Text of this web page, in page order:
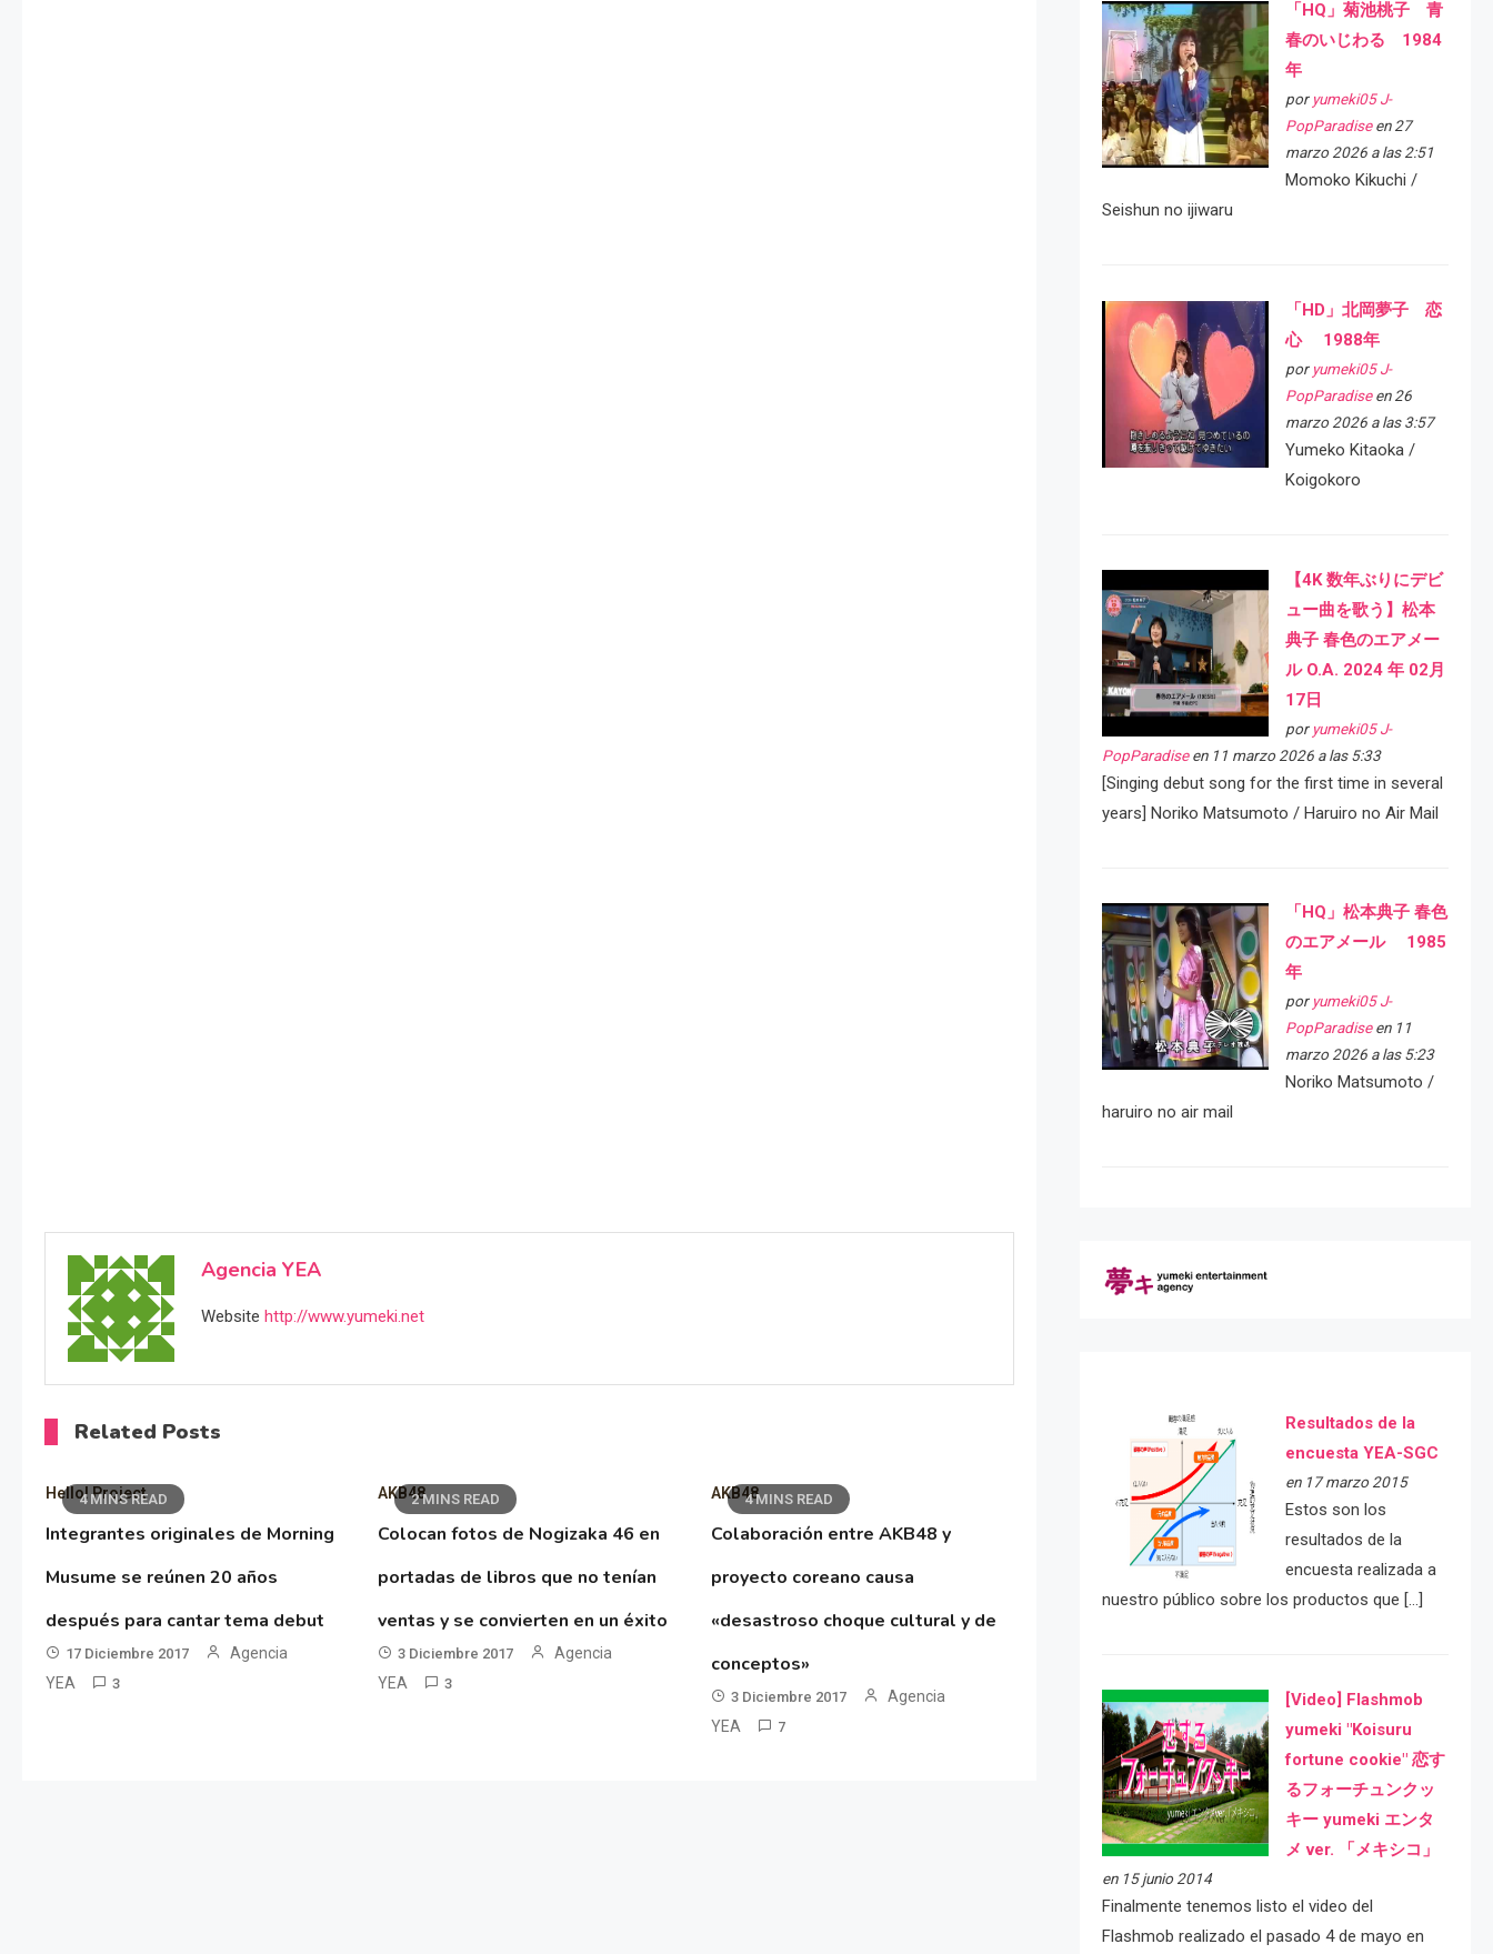
Agencia YEA
Website http://www.yumeki.net
Related Posts
4 MINS READ
Hello! Project
Integrantes originales de Morning
Musume se reúnen 20 años
después para cantar tema debut
17 Diciembre 2017
Agencia
YEA
3
2 MINS READ
AKB48
Colocan fotos de Nogizaka 46 en
portadas de libros que no tenían
ventas y se convierten en un éxito
3 Diciembre 2017
Agencia
YEA
3
4 MINS READ
AKB48
Colaboración entre AKB48 y
proyecto coreano causa
«desastroso choque cultural y de
conceptos»
3 Diciembre 2017
Agencia
YEA
7
「HQ」菊池桃子 青
春のいじわる 1984
年
por yumeki05 J-
PopParadiseen 27
marzo 2026 a las 2:51
Momoko Kikuchi /
Seishun no ijiwaru
「HD」北岡夢子 恋
心 1988年
por yumeki05 J-
PopParadiseen 26
marzo 2026 a las 3:57
Yumeko Kitaoka /
Koigokoro
【4K 数年ぶりにデビ
ュー曲を歌う】松本
典子 春色のエアメー
ル O.A. 2024 年 02月
17日
por yumeki05 J-
PopParadiseen 11 marzo 2026 a las 5:33
[Singing debut song for the first time in several
years] Noriko Matsumoto / Haruiro no Air Mail
「HQ」松本典子 春色
のエアメール 1985
年
por yumeki05 J-
PopParadiseen 11
marzo 2026 a las 5:23
Noriko Matsumoto /
haruiro no air mail
Resultados de la
encuesta YEA-SGC
en 17 marzo 2015
Estos son los
resultados de la
encuesta realizada a
nuestro público sobre los productos que […]
[Video] Flashmob
yumeki "Koisuru
fortune cookie" 恋す
るフォーチュンクッ
キー yumeki エンタ
メ ver. 「メキシコ」
en 15 junio 2014
Finalmente tenemos listo el video del
Flashmob realizado el pasado 4 de mayo en